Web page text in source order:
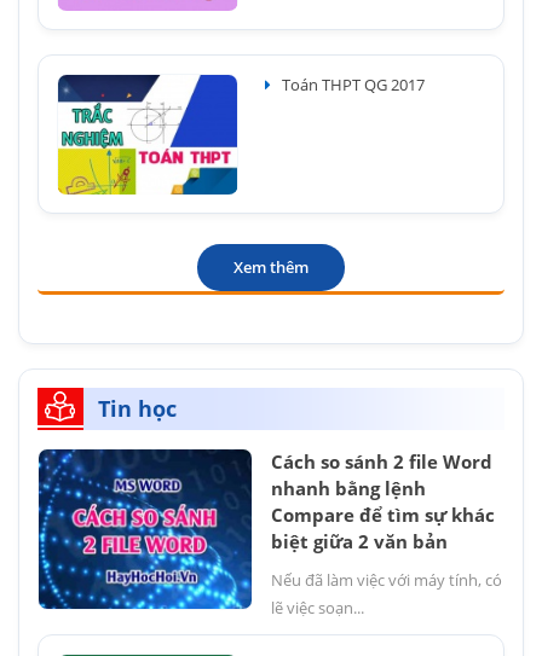
Toán THPT QG 2017
Xem thêm
Tin học
Cách so sánh 2 file Word
nhanh bằng lệnh
Compare để tìm sự khác
biệt giữa 2 văn bản
Nếu đã làm việc với máy tính, có
lẽ việc soạn...